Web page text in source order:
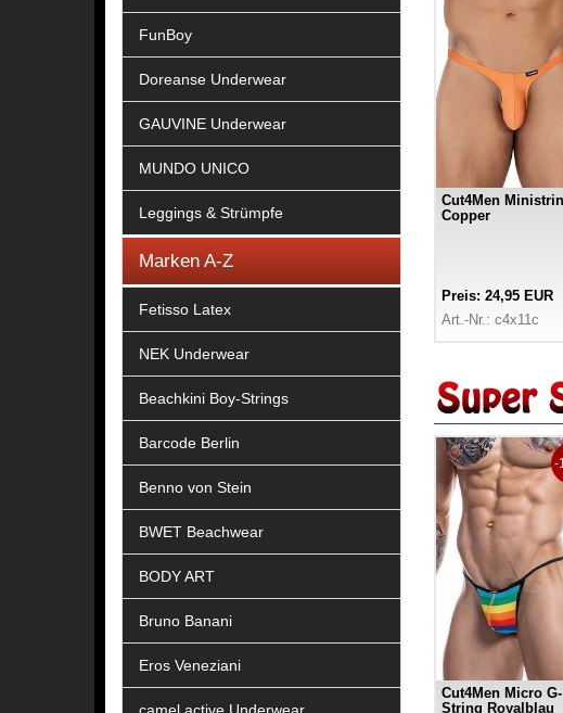
FunBoy
Doreanse Underwear
GAUVINE Underwear
MUNDO UNICO
Leggings & Strümpfe
Marken A-Z
Fetisso Latex
NEK Underwear
Beachkini Boy-Strings
Barcode Berlin
Benno von Stein
BWET Beachwear
BODY ART
Bruno Banani
Eros Veneziani
Cut4Men
Copper
Preis: 24,95 EUR
Art.-Nr.: c4x11c
-
Cut4Men Micro G-
String Royalblau